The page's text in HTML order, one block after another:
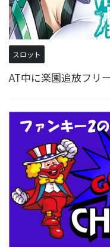
スロット
AT中に楽園追放フリ